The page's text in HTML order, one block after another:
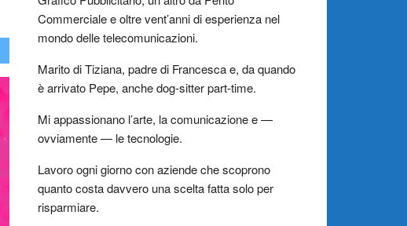
Commerciale e oltre vent’anni di esperienza nel
mondo delle telecomunicazioni.
Marito di Tiziana, padre di Francesca e, da quando
è arrivato Pepe, anche dog-sitter part-time.
Mi appassionano l’arte, la comunicazione e —
ovviamente — le tecnologie.
Lavoro ogni giorno con aziende che scoprono
quanto costa davvero una scelta fatta solo per
risparmiare.